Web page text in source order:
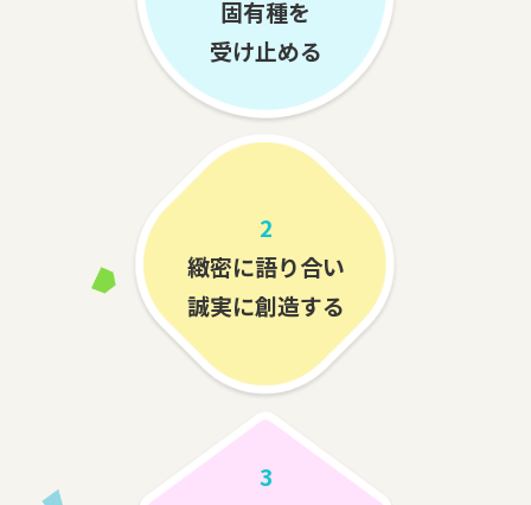
固有種を
受け止める
2
緻密に語り合い
誠実に創造する
3